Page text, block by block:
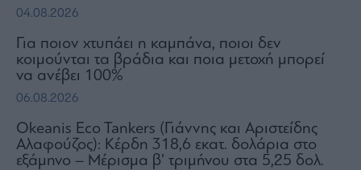
04.08.2026
Για ποιον χτυπάει η καμπάνα, ποιοι δεν
κοιμούνται τα βράδια και ποια μετοχή μπορεί
να ανέβει 100%
06.08.2026
Okeanis Eco Tankers (Γιάννης και Αριστείδης
Αλαφούζος): Κέρδη 318,6 εκατ. δολάρια στο
εξάμηνο – Μέρισμα β’ τριμήνου στα 5,25 δολ.